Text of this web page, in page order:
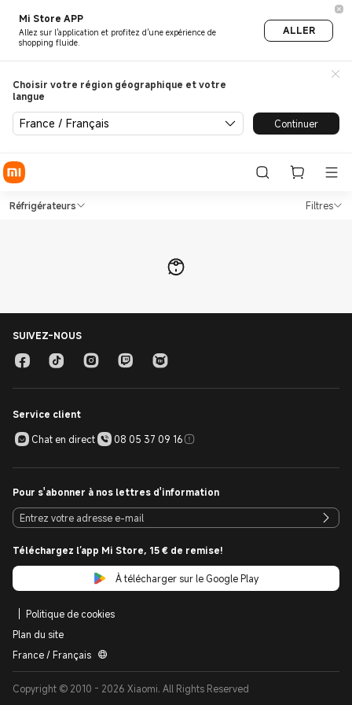
Mi Store APP
Allez sur l'application et profitez d'une expérience de
shopping fluide.
ALLER
Choisir votre région géographique et votre
langue
France / Français Continuer
Shop TVs &
Réfrigérateurs Filtres
Shop TVs & Électroménager
SUIVEZ-NOUS
Service client
Chat en direct
08 05 37 09 16
Pour s'abonner à nos lettres d'information
Téléchargez l’app Mi Store, 15 € de remise!
À télécharger sur le Google Play
Politique de cookies
Plan du site
France / Français
Copyright © 2010 - 2026 Xiaomi. All Rights Reserved